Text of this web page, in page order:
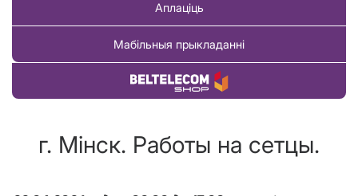
Аплаціць
Мабільныя прыкладанні
Купіць тавар
г. Мінск. Работы на сетцы.